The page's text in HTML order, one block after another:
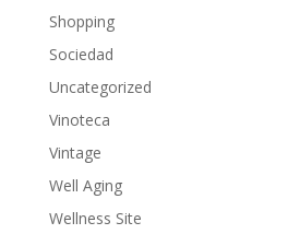
Shopping
Sociedad
Uncategorized
Vinoteca
Vintage
Well Aging
Wellness Site